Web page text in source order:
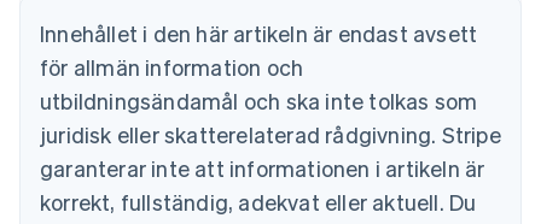
Innehållet i den här artikeln är endast avsett
för allmän information och
utbildningsändamål och ska inte tolkas som
juridisk eller skatterelaterad rådgivning. Stripe
garanterar inte att informationen i artikeln är
korrekt, fullständig, adekvat eller aktuell. Du
Bulgarien
English
Cypern
English
Danmark
English
Estland
Fastlandskina